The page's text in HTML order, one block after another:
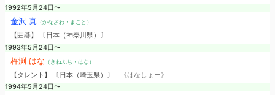
1992年5月24日〜
金沢 真（かなざわ・まこと）
【囲碁】 〔日本（神奈川県）〕
1993年5月24日〜
杵渕 はな （きねぶち・はな）
【タレント】 〔日本（埼玉県）〕
《はなしょー》
1994年5月24日〜